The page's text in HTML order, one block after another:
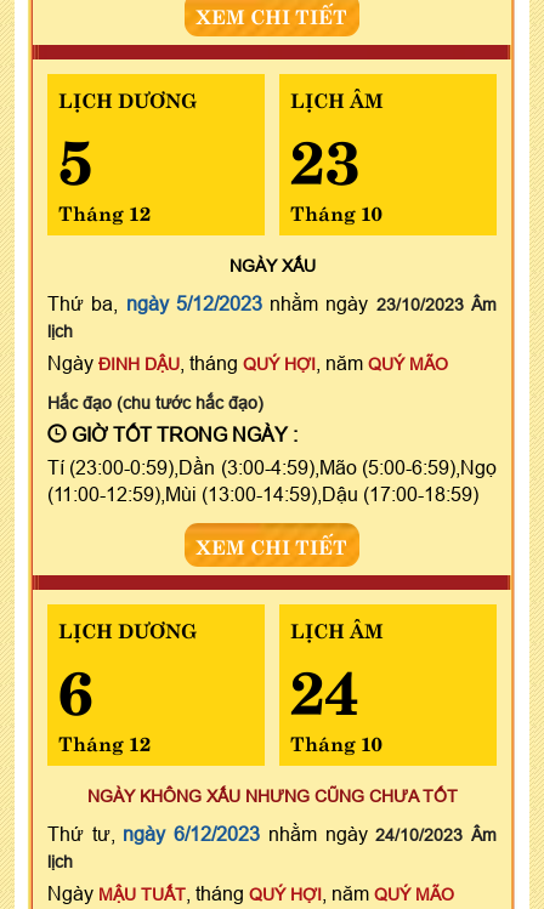
XEM CHI TIẾT
LỊCH DƯƠNG
5
Tháng 12
LỊCH ÂM
23
Tháng 10
NGÀYXẤU
Thứ ba, ngày 5/12/2023nhằm ngày 23/10/2023 Âm
lịch
Ngày ĐINH DẬU , tháng QUÝ HỢI , năm QUÝ MÃO
Hắc đạo (chu tước hắc đạo)
GIỜ TỐT TRONG NGÀY :
Tí (23:00-0:59),Dần (3:00-4:59),Mão (5:00-6:59),Ngọ
(11:00-12:59),Mùi (13:00-14:59),Dậu (17:00-18:59)
XEM CHI TIẾT
LỊCH DƯƠNG
6
Tháng 12
LỊCH ÂM
24
Tháng 10
NGÀY KHÔNG XẤU NHƯNG CŨNG CHƯA TỐT
Thứ tư, ngày 6/12/2023 nhằm ngày24/10/2023 Âm
lịch
Ngày MẬU TUẤT , tháng QUÝ HỢI , năm QUÝ MÃO